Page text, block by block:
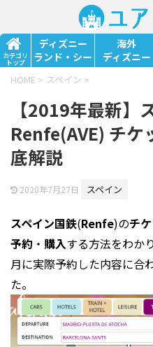
カテゴリ
トップ
ディズニー
ランド・シー
海外
ディズニー
HOME > スペイン >
【2019年最新】
Renfe(AVE) チケ
底解説
2020年7月27日 スペイン
スペイン国鉄(Renfe)のチ
予約 ・ 購入する方法をわか
月に実際予約した内容に合
た。